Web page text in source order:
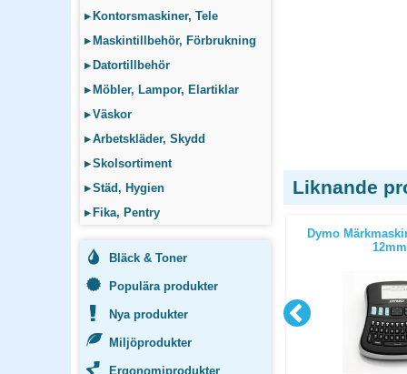
▸ Kontorsmaskiner, Tele
▸ Maskintillbehör, Förbrukning
▸ Datortillbehör
▸ Möbler, Lampor, Elartiklar
▸Väskor
▸Arbetskläder, Skydd
▸Skolsortiment
▸Städ, Hygien
▸ Fika, Pentry
Bläck & Toner
Populära produkter
Nya produkter
Miljöprodukter
Ergonomiprodukter
Liknande
Dymo
12mm